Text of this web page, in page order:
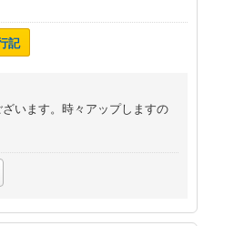
記
います。時々アップしますの